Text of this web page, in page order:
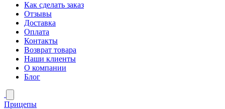
Как сделать заказ
Отзывы
Доставка
Оплата
Контакты
Возврат товара
Наши клиенты
О компании
Блог
Прицепы